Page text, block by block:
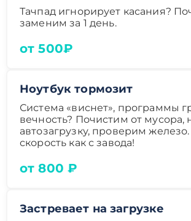
Тачпад игнорирует касания?
заменим за 1 день.
от 500₽
Ноутбук тормозит
Система «виснет», программы
вечность? Почистим от мусора,
автозагрузку, проверим
скорость как с завода!
от 800 ₽
Застревает на загрузке